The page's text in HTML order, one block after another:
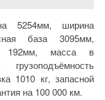
5254мм, ширина
база 3095мм,
192мм, масса в
1010 кг, запасной
на 100 000 км.